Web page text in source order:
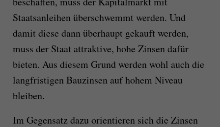
Staatsanleihen überschwemmt werden. Und
damit diese dann überhaupt gekauft werden,
muss der Staat attraktive, hohe Zinsen dafür
bieten. Aus diesem Grund werden wohl auch die
langfristigen Bauzinsen auf hohem Niveau
bleiben.
Im Gegensatz dazu orientieren sich die Zinsen